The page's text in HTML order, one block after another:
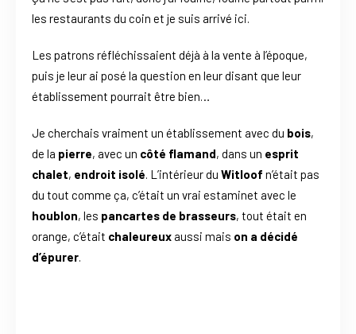
les restaurants du coin et je suis arrivé ici.
​Les patrons réfléchissaient déjà à la vente à l’époque,
puis je leur ai posé la question en leur disant que leur
établissement pourrait être bien…
​Je cherchais vraiment un établissement avec du bois,
de la pierre, avec un côté flamand, dans un esprit
chalet, endroit isolé. L’intérieur du Witloof n’était pas
du tout comme ça, c’était un vrai estaminet avec le
houblon, les pancartes de brasseurs, tout était en
orange, c’était chaleureux aussi mais on a décidé
d’épurer.